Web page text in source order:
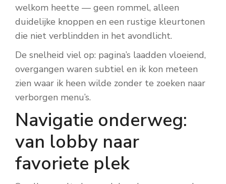
welkom heette — geen rommel, alleen
duidelijke knoppen en een rustige kleurtonen
die niet verblindden in het avondlicht.
De snelheid viel op: pagina’s laadden vloeiend,
overgangen waren subtiel en ik kon meteen
zien waar ik heen wilde zonder te zoeken naar
verborgen menu’s.
Navigatie onderweg:
van lobby naar
favoriete plek